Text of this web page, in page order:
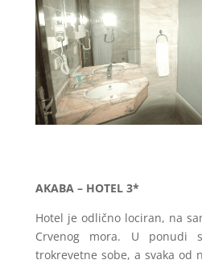
AKABA – HOTEL 3*
Hotel je odlično lociran, na
Crvenog mora. U ponudi
trokrevetne sobe, a svaka od